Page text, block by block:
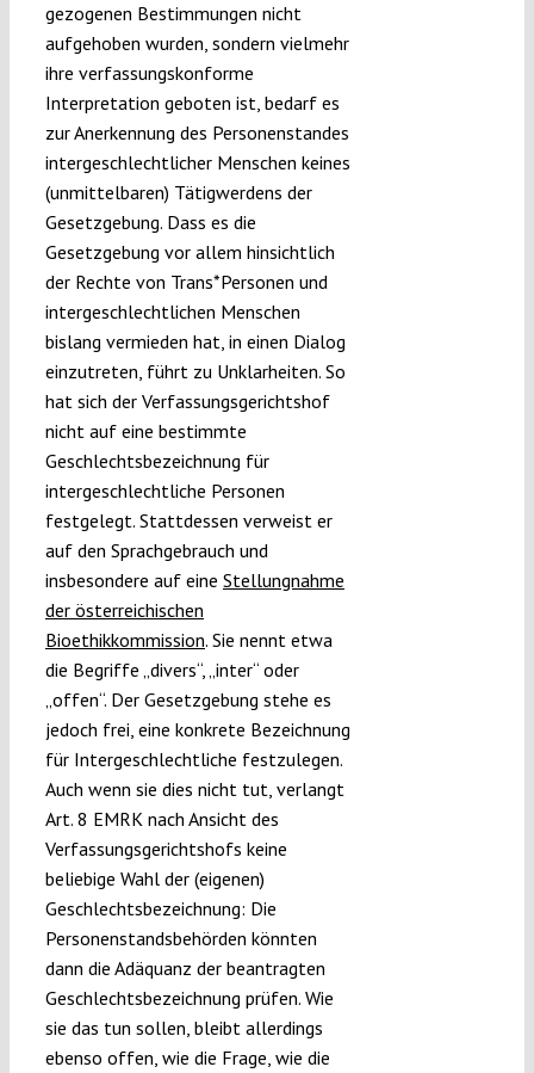
gezogenen Bestimmungen nicht
aufgehoben wurden, sondern vielmehr
ihre verfassungskonforme
Interpretation geboten ist, bedarf es
zur Anerkennung des Personenstandes
intergeschlechtlicher Menschen keines
(unmittelbaren) Tätigwerdens der
Gesetzgebung. Dass es die
Gesetzgebung vor allem hinsichtlich
der Rechte von Trans*Personen und
intergeschlechtlichen Menschen
bislang vermieden hat, in einen Dialog
einzutreten, führt zu Unklarheiten. So
hat sich der Verfassungsgerichtshof
nicht auf eine bestimmte
Geschlechtsbezeichnung für
intergeschlechtliche Personen
festgelegt. Stattdessen verweist er
auf den Sprachgebrauch und
insbesondere auf eine Stellungnahme
der österreichischen
Bioethikkommission. Sie nennt etwa
die Begriffe „divers“, „inter“ oder
„offen“. Der Gesetzgebung stehe es
jedoch frei, eine konkrete Bezeichnung
für Intergeschlechtliche festzulegen.
Auch wenn sie dies nicht tut, verlangt
Art. 8 EMRK nach Ansicht des
Verfassungsgerichtshofs keine
beliebige Wahl der (eigenen)
Geschlechtsbezeichnung: Die
Personenstandsbehörden könnten
dann die Adäquanz der beantragten
Geschlechtsbezeichnung prüfen. Wie
sie das tun sollen, bleibt allerdings
ebenso offen, wie die Frage, wie die